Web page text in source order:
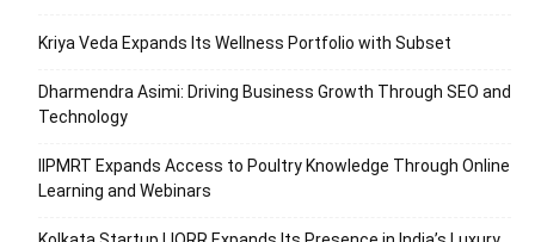
Kriya Veda Expands Its Wellness Portfolio with Subset
Dharmendra Asimi: Driving Business Growth Through SEO and
Technology
IIPMRT Expands Access to Poultry Knowledge Through Online
Learning and Webinars